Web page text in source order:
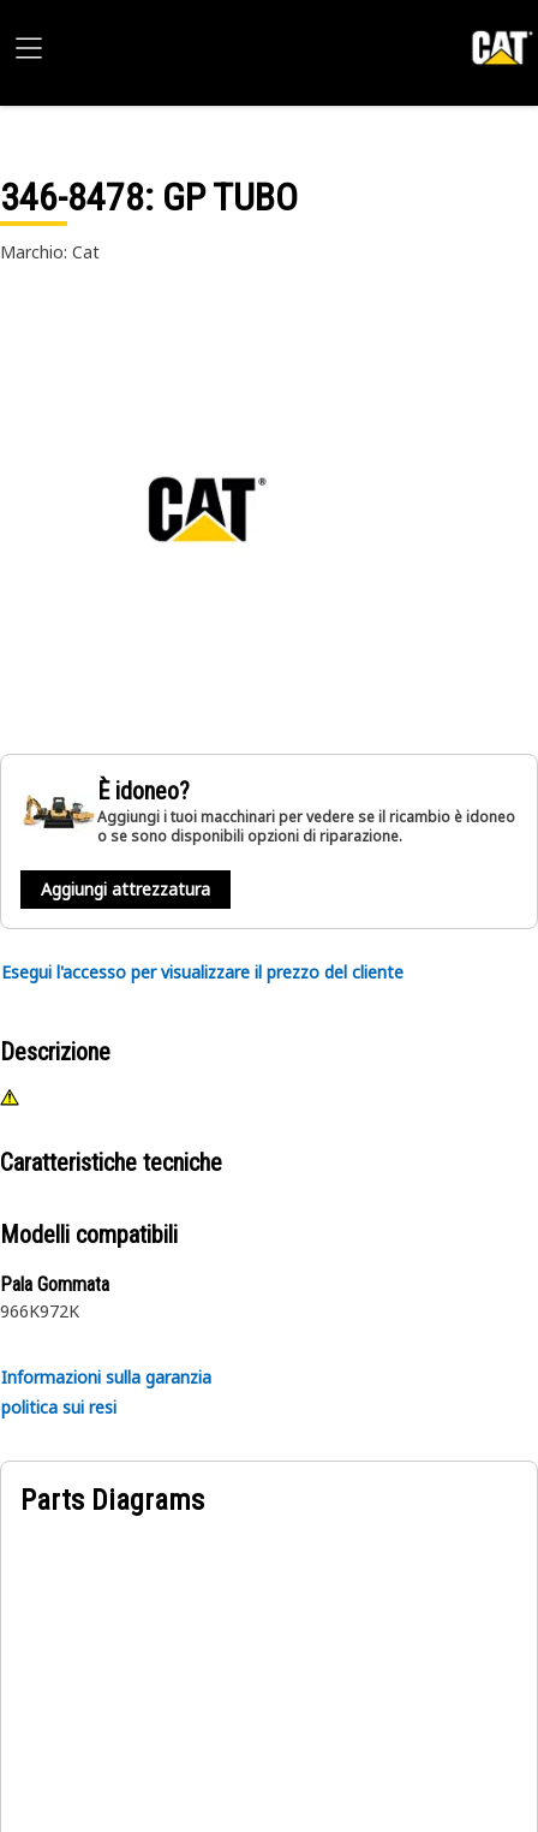
346-8478: GP TUBO
Marchio: Cat
È idoneo?
Aggiungi i tuoi macchinari per vedere se il ricambio è idoneo
o se sono disponibili opzioni di riparazione.
Aggiungi attrezzatura
Esegui l'accesso per visualizzare il prezzo del cliente
Descrizione
Caratteristiche tecniche
Modelli compatibili
Pala Gommata
966K972K
Informazioni sulla garanzia
politica sui resi
Parts Diagrams